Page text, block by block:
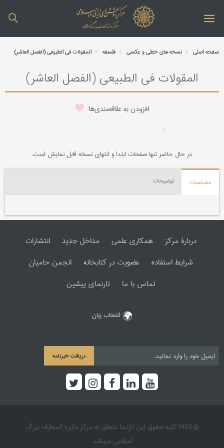
صفحه اصلی نسخه های خطی و عکسی فلسفه المقولات فی الطبیعی (الفصل العاشر)
المقولات فی الطبیعی (الفصل العاشر)
افزودن به علاقه‌مندی‌ها
در حال حاضر تنها صفحات ابتدا و انتهای نسخه قابل نمایش است.
مشخصات توضیحات
دربارۀ مرکز همکاری علمی مداخل جدید
انتشارات
شرایط استفاده
عضویت در کتابخانه
انجمن حامیان
تماس با ما
تارنمای پیشین
انتخاب زبان
دریافت خبرنامه
© 1405 کلیه حقوق این تارنما متعلق به مرکز دایره المعارف بزرگ
اسلامی میباشد